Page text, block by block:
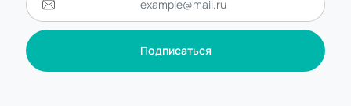
Подписаться